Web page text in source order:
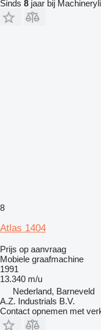
Sinds 8 jaar bij
8
Atlas 1404
Prijs op aanvraag
Mobiele graafmachine
1991
13.340 m/u
Nederland, Barneveld
A.Z. Industrials B.V.
Contact opnemen met